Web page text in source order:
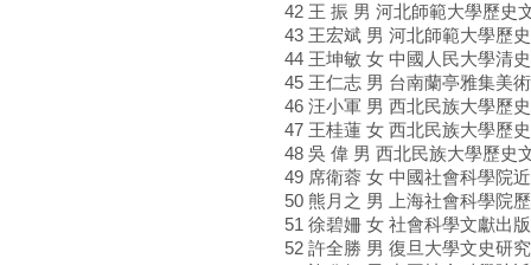
42 王 振 男 河北師範大學歷史
43 王宏斌 男 河北師範大學歷
44 王坤敏 女 中國人民大學清
45 王仁志 男 台南蘭亭雅集美
46 汪小軍 男 西北民族大學歷
47 王桂蓮 女 西北民族大學歷
48 吳 偉 男 西北民族大學歷史
49 席衛蓉 女 中國社會科學院
50 熊月之 男 上海社會科學院
51 徐碧姍 女 社會科學文獻出
52 許全勝 男 復旦大學文史研